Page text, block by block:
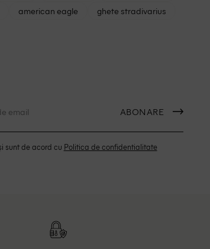
american eagle
ghete stradivarius
ABONARE
sunt de acord cu Politica de confidentialitate